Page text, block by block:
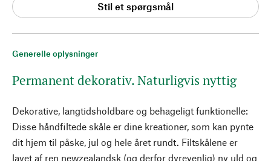
Generelle oplysninger
Permanent dekorativ. Naturligvis nyttig
Dekorative, langtidsholdbare og behageligt funktionelle:
Disse håndfiltede skåle er dine kreationer, som kan pynte
dit hjem til påske, jul og hele året rundt. Filtskålene er
lavet af ren newzealandsk (og derfor dyrevenlig) ny uld og
Stil et spørgsmål